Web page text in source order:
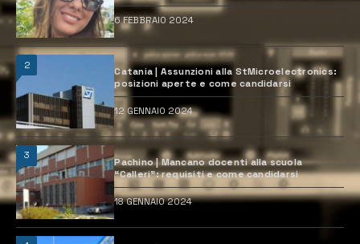
6 FEBBRAIO 2024
2
Catania | Assunzioni alla StMicroelectronics:
posizioni aperte e come candidarsi
12 GENNAIO 2024
3
Pachino | Mancano docenti alla scuola
“Calleri”: requisiti e come candidarsi
18 GENNAIO 2024